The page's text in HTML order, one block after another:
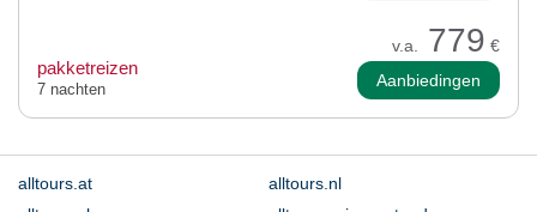
v.a. 779 €
pakketreizen
7 nachten Aanbiedingen
alltours.at
alltours.nl